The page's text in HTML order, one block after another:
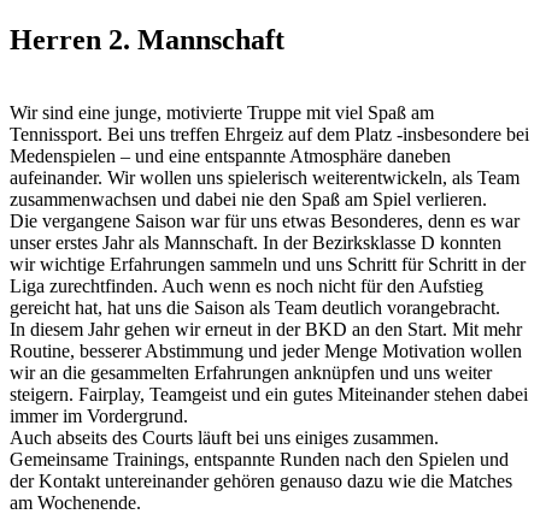
Herren 2. Mannschaft
Wir sind eine junge, motivierte Truppe mit viel Spaß am
Tennissport. Bei uns treffen Ehrgeiz auf dem Platz -insbesondere bei
Medenspielen – und eine entspannte Atmosphäre daneben
aufeinander. Wir wollen uns spielerisch weiterentwickeln, als Team
zusammenwachsen und dabei nie den Spaß am Spiel verlieren.
Die vergangene Saison war für uns etwas Besonderes, denn es war
unser erstes Jahr als Mannschaft. In der Bezirksklasse D konnten
wir wichtige Erfahrungen sammeln und uns Schritt für Schritt in der
Liga zurechtfinden. Auch wenn es noch nicht für den Aufstieg
gereicht hat, hat uns die Saison als Team deutlich vorangebracht.
In diesem Jahr gehen wir erneut in der BKD an den Start. Mit mehr
Routine, besserer Abstimmung und jeder Menge Motivation wollen
wir an die gesammelten Erfahrungen anknüpfen und uns weiter
steigern. Fairplay, Teamgeist und ein gutes Miteinander stehen dabei
immer im Vordergrund.
Auch abseits des Courts läuft bei uns einiges zusammen.
Gemeinsame Trainings, entspannte Runden nach den Spielen und
der Kontakt untereinander gehören genauso dazu wie die Matches
am Wochenende.